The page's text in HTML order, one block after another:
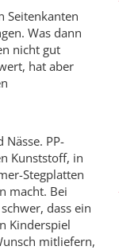
Seitenkanten
Was dann
nicht gut
hat aber
PP-
Kunststoff, in
Stegplatten
macht. Bei
dass ein
Kinderspiel
mitliefern,